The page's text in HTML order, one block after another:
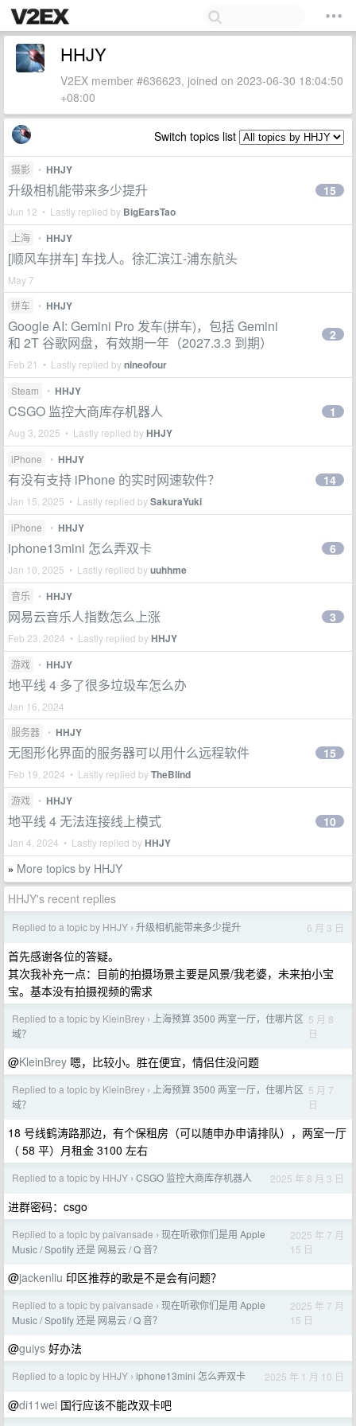
HHJY
V2EX member #636623, joined on 2023-06-30 18:04:50
+08:00
Switch topics list
摄影 • HHJY
升级相机能带来多少提升
Jun 12 • Lastly replied by BigEarsTao
15
上海 • HHJY
[顺风车拼车] 车找人。徐汇滨江-浦东航头
May 7
拼车
• HHJY
Google AI: Gemini Pro 发车(拼车)，包括 Gemini
和 2T 谷歌网盘，有效期一年（2027.3.3 到期）
Feb 21 • Lastly replied bynineofour
2
Steam • HHJY
CSGO 监控大商库存机器人
Aug 3, 2025 • Lastly replied byHHJY
1
iPhone • HHJY
有没有支持 iPhone 的实时网速软件？
Jan 15, 2025 • Lastly replied bySakuraYuki
14
iPhone • HHJY
iphone13mini 怎么弄双卡
Jan 10, 2025 • Lastly replied byuuhhme
6
音乐 • HHJY
网易云音乐人指数怎么上涨
Feb 23, 2024 • Lastly replied byHHJY
3
游戏 • HHJY
地平线 4 多了很多垃圾车怎么办
Jan 16, 2024
服务器
• HHJY
无图形化界面的服务器可以用什么远程软件
Feb 19, 2024 • Lastly replied byTheBlind
15
游戏 • HHJY
地平线 4 无法连接线上模式
Jan 4, 2024 • Lastly replied byHHJY
10
» More topics by HHJY
HHJY's recent replies
Replied to a topic by HHJY › 升级相机能带来多少提升 6 月 3 日
首先感谢各位的答疑。
其次我补充一点：目前的拍摄场景主要是风景/我老婆，未来拍小宝
宝。基本没有拍摄视频的需求
Replied to a topic by KleinBrey ›
上海预算 3500 两室一厅，住哪片区
域？
5 月 8
日
@KleinBrey 嗯，比较小。胜在便宜，情侣住没问题
Replied to a topic by KleinBrey ›
上海预算 3500 两室一厅，住哪片区
域？
5 月 7
日
18 号线鹤涛路那边，有个保租房（可以随申办申请排队），两室一厅
（ 58 平）月租金 3100 左右
Replied to a topic by HHJY › CSGO 监控大商库存机器人 2025 年 8 月 3 日
进群密码：csgo
Replied to a topic by paivansade › 现在听歌你们是用 Apple
Music / Spotify 还是 网易云 / Q 音？
2025 年 7 月
15 日
@jackenliu 印区推荐的歌是不是会有问题？
Replied to a topic by paivansade › 现在听歌你们是用 Apple
Music / Spotify 还是 网易云 / Q 音？
2025 年 7 月
15 日
@guiys 好办法
Replied to a topic by HHJY › iphone13mini 怎么弄双卡 2025 年 1 月 10 日
@di11wei 国行应该不能改双卡吧